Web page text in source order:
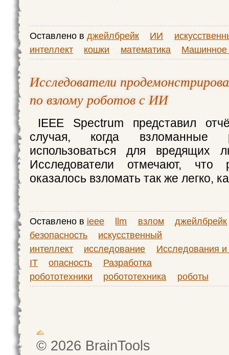
Оставлено в джейлбрейк ИИ
интеллект
кошки математика Машинное
Исследователи
по взлому роботов с ИИ
IEEE Spectrum представил
случая, когда взломанные
использоваться для вредящих
Исследователи отмечают,
оказалось взломать так же легко,
Оставлено в ieee llm взлом
джейлбрейк
безопасность
искусственный
интеллект
исследование
Исследования и
IT
опасность
Разработка
робототехники
робототехника роботы
© 2026 BrainTools